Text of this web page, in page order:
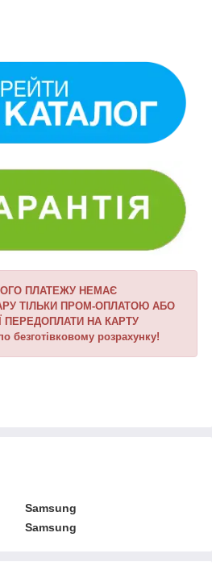
ПЛАТЕЖУ НЕМАЄ
ТІЛЬКИ ПРОМ-ОПЛАТОЮ АБО
ПЕРЕДОПЛАТИ НА КАРТУ
безготівковому розрахунку!
Samsung
Samsung